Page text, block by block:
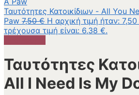
Ταυτότητες Κατοικίδιων - All You
Paw 7,50€ Η αρχική τιμή ήταν:
τρέχουσα τιμή είναι: 6,38 €.
Ταυτότητες
All I Need Is My